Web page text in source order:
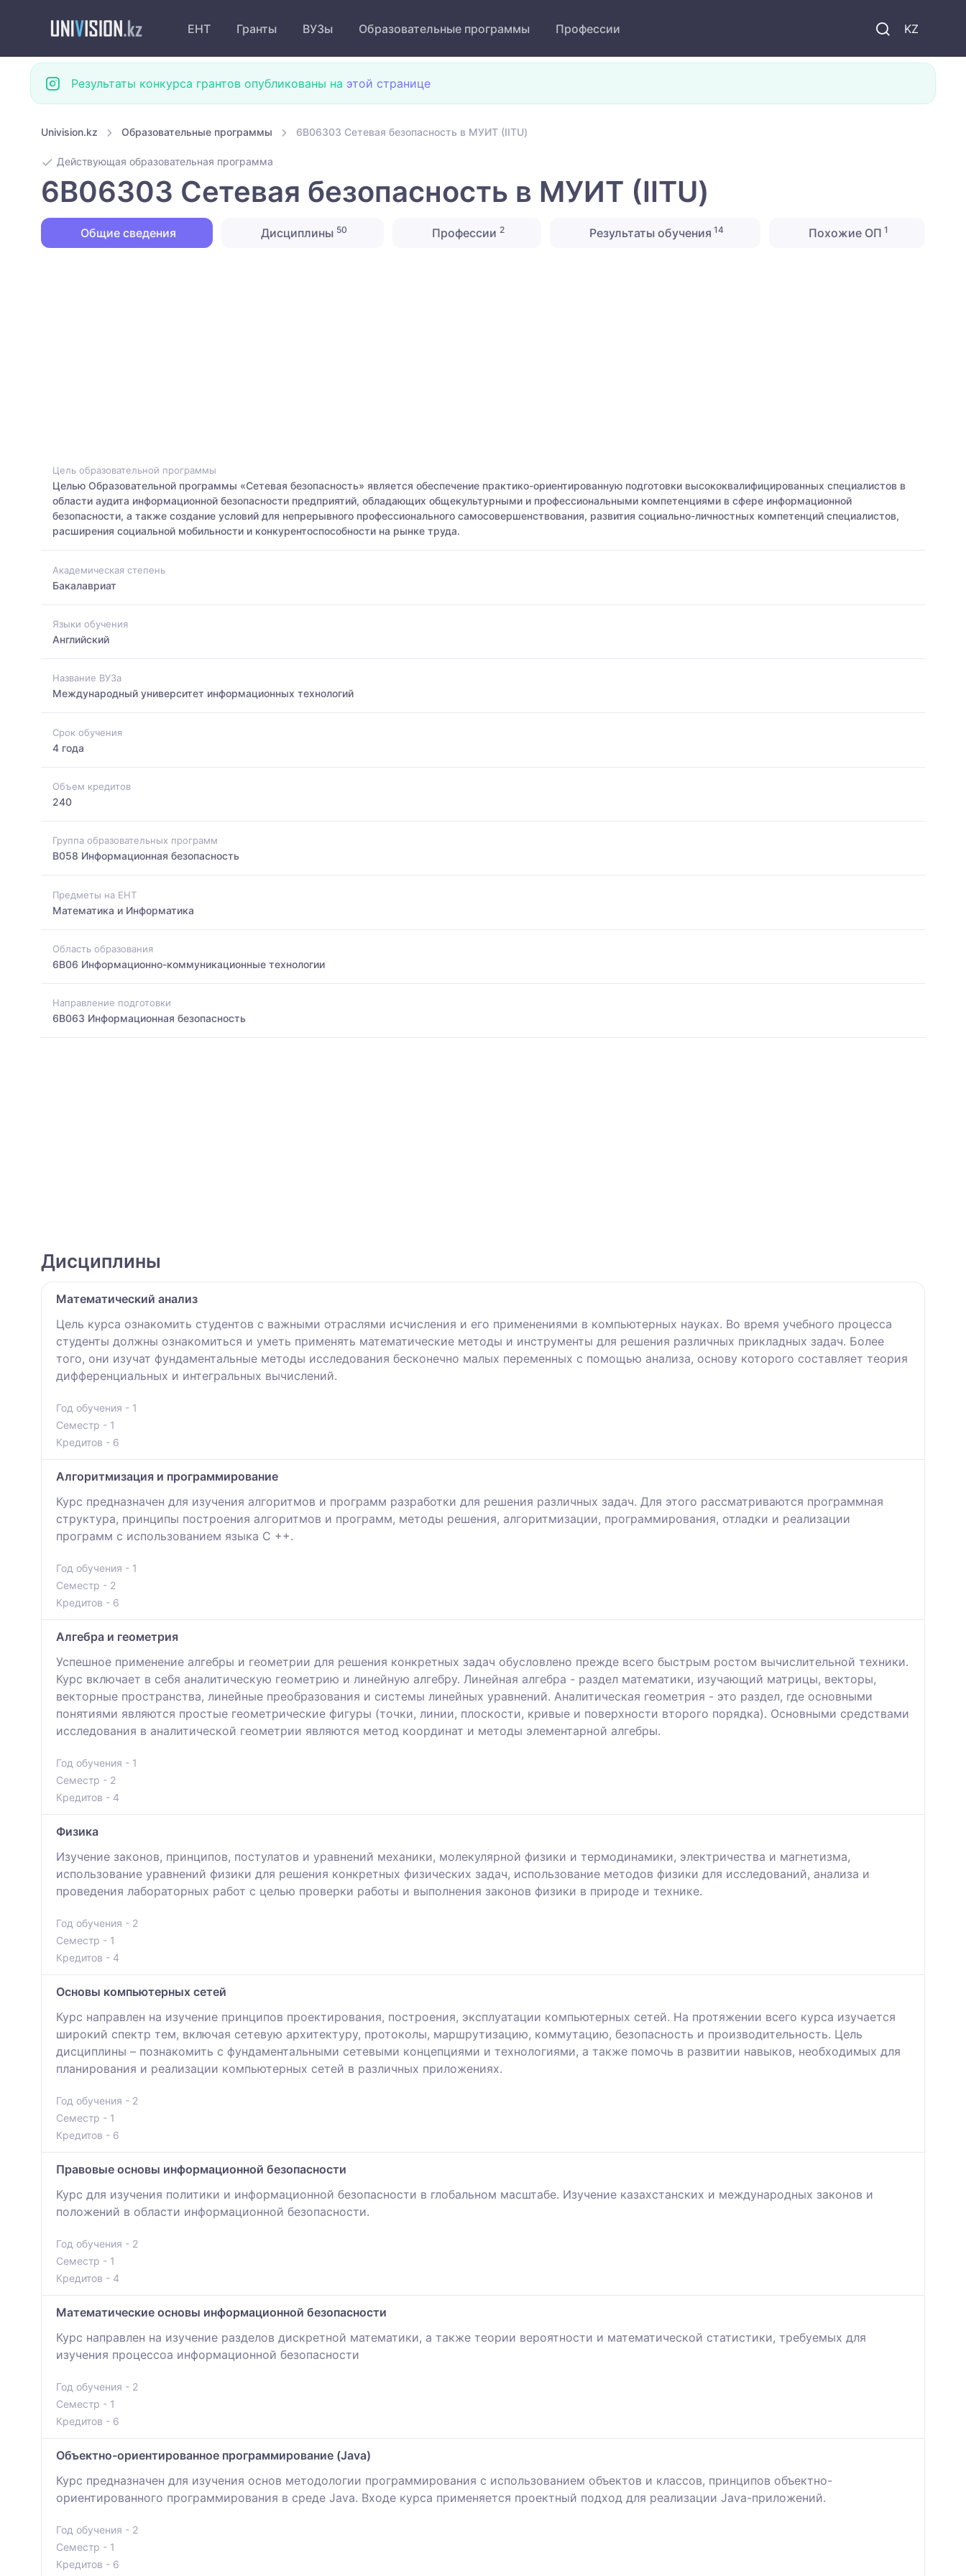
KZ
ЕНТ Гранты ВУЗы Образовательные программы Профессии
Результаты конкурса грантов опубликованы на этой странице
Univision.kz Образовательные программы 6B06303 Сетевая безопасность в МУИТ (IITU)
Действующая образовательная программа
6B06303 Сетевая безопасность в МУИТ (IITU)
Общие сведения Дисциплины 50 Профессии 2 Результаты обучения 14 Похожие ОП 1
Цель образовательной программы
Целью Образовательной программы «Сетевая безопасность» является обеспечение практико-ориентированную подготовки высококвалифицированных специалистов в
области аудита информационной безопасности предприятий, обладающих общекультурными и профессиональными компетенциями в сфере информационной
безопасности, а также создание условий для непрерывного профессионального самосовершенствования, развития социально-личностных компетенций специалистов,
расширения социальной мобильности и конкурентоспособности на рынке труда.
Академическая степень
Бакалавриат
Языки обучения
Английский
Название ВУЗа
Международный университет информационных технологий
Срок обучения
4 года
Объем кредитов
240
Группа образовательных программ
B058 Информационная безопасность
Предметы на ЕНТ
Математика и Информатика
Область образования
6B06 Информационно-коммуникационные технологии
Направление подготовки
6B063 Информационная безопасность
Дисциплины
Математический анализ
Цель курса ознакомить студентов с важными отраслями исчисления и его применениями в компьютерных науках. Во время учебного процесса
студенты должны ознакомиться и уметь применять математические методы и инструменты для решения различных прикладных задач. Более
того, они изучат фундаментальные методы исследования бесконечно малых переменных с помощью анализа, основу которого составляет теория
дифференциальных и интегральных вычислений.
Год обучения - 1
Семестр - 1
Кредитов - 6
Алгоритмизация и программирование
Курс предназначен для изучения алгоритмов и программ разработки для решения различных задач. Для этого рассматриваются программная
структура, принципы построения алгоритмов и программ, методы решения, алгоритмизации, программирования, отладки и реализации
программ с использованием языка C ++.
Год обучения - 1
Семестр - 2
Кредитов - 6
Алгебра и геометрия
Успешное применение алгебры и геометрии для решения конкретных задач обусловлено прежде всего быстрым ростом вычислительной техники.
Курс включает в себя аналитическую геометрию и линейную алгебру. Линейная алгебра - раздел математики, изучающий матрицы, векторы,
векторные пространства, линейные преобразования и системы линейных уравнений. Аналитическая геометрия - это раздел, где основными
понятиями являются простые геометрические фигуры (точки, линии, плоскости, кривые и поверхности второго порядка). Основными средствами
исследования в аналитической геометрии являются метод координат и методы элементарной алгебры.
Год обучения - 1
Семестр - 2
Кредитов - 4
Физика
Изучение законов, принципов, постулатов и уравнений механики, молекулярной физики и термодинамики, электричества и магнетизма,
использование уравнений физики для решения конкретных физических задач, использование методов физики для исследований, анализа и
проведения лабораторных работ с целью проверки работы и выполнения законов физики в природе и технике.
Год обучения - 2
Семестр - 1
Кредитов - 4
Основы компьютерных сетей
Курс направлен на изучение принципов проектирования, построения, эксплуатации компьютерных сетей. На протяжении всего курса изучается
широкий спектр тем, включая сетевую архитектуру, протоколы, маршрутизацию, коммутацию, безопасность и производительность. Цель
дисциплины – познакомить с фундаментальными сетевыми концепциями и технологиями, а также помочь в развитии навыков, необходимых для
планирования и реализации компьютерных сетей в различных приложениях.
Год обучения - 2
Семестр - 1
Кредитов - 6
Правовые основы информационной безопасности
Курс для изучения политики и информационной безопасности в глобальном масштабе. Изучение казахстанских и международных законов и
положений в области информационной безопасности.
Год обучения - 2
Семестр - 1
Кредитов - 4
Математические основы информационной безопасности
Курс направлен на изучение разделов дискретной математики, а также теории вероятности и математической статистики, требуемых для
изучения процессоа информационной безопасности
Год обучения - 2
Семестр - 1
Кредитов - 6
Объектно-ориентированное программирование (Java)
Курс предназначен для изучения основ методологии программирования с использованием объектов и классов, принципов объектно-
ориентированного программирования в среде Java. Входе курса применяется проектный подход для реализации Java-приложений.
Год обучения - 2
Семестр - 1
Кредитов - 6